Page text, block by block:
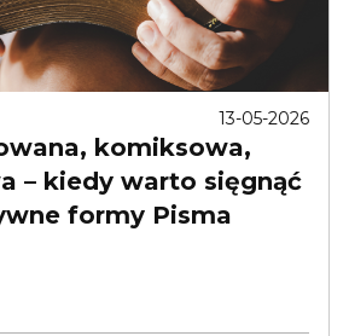
13-05-2026
komiksowa,
– kiedy warto sięgnąć
formy Pisma